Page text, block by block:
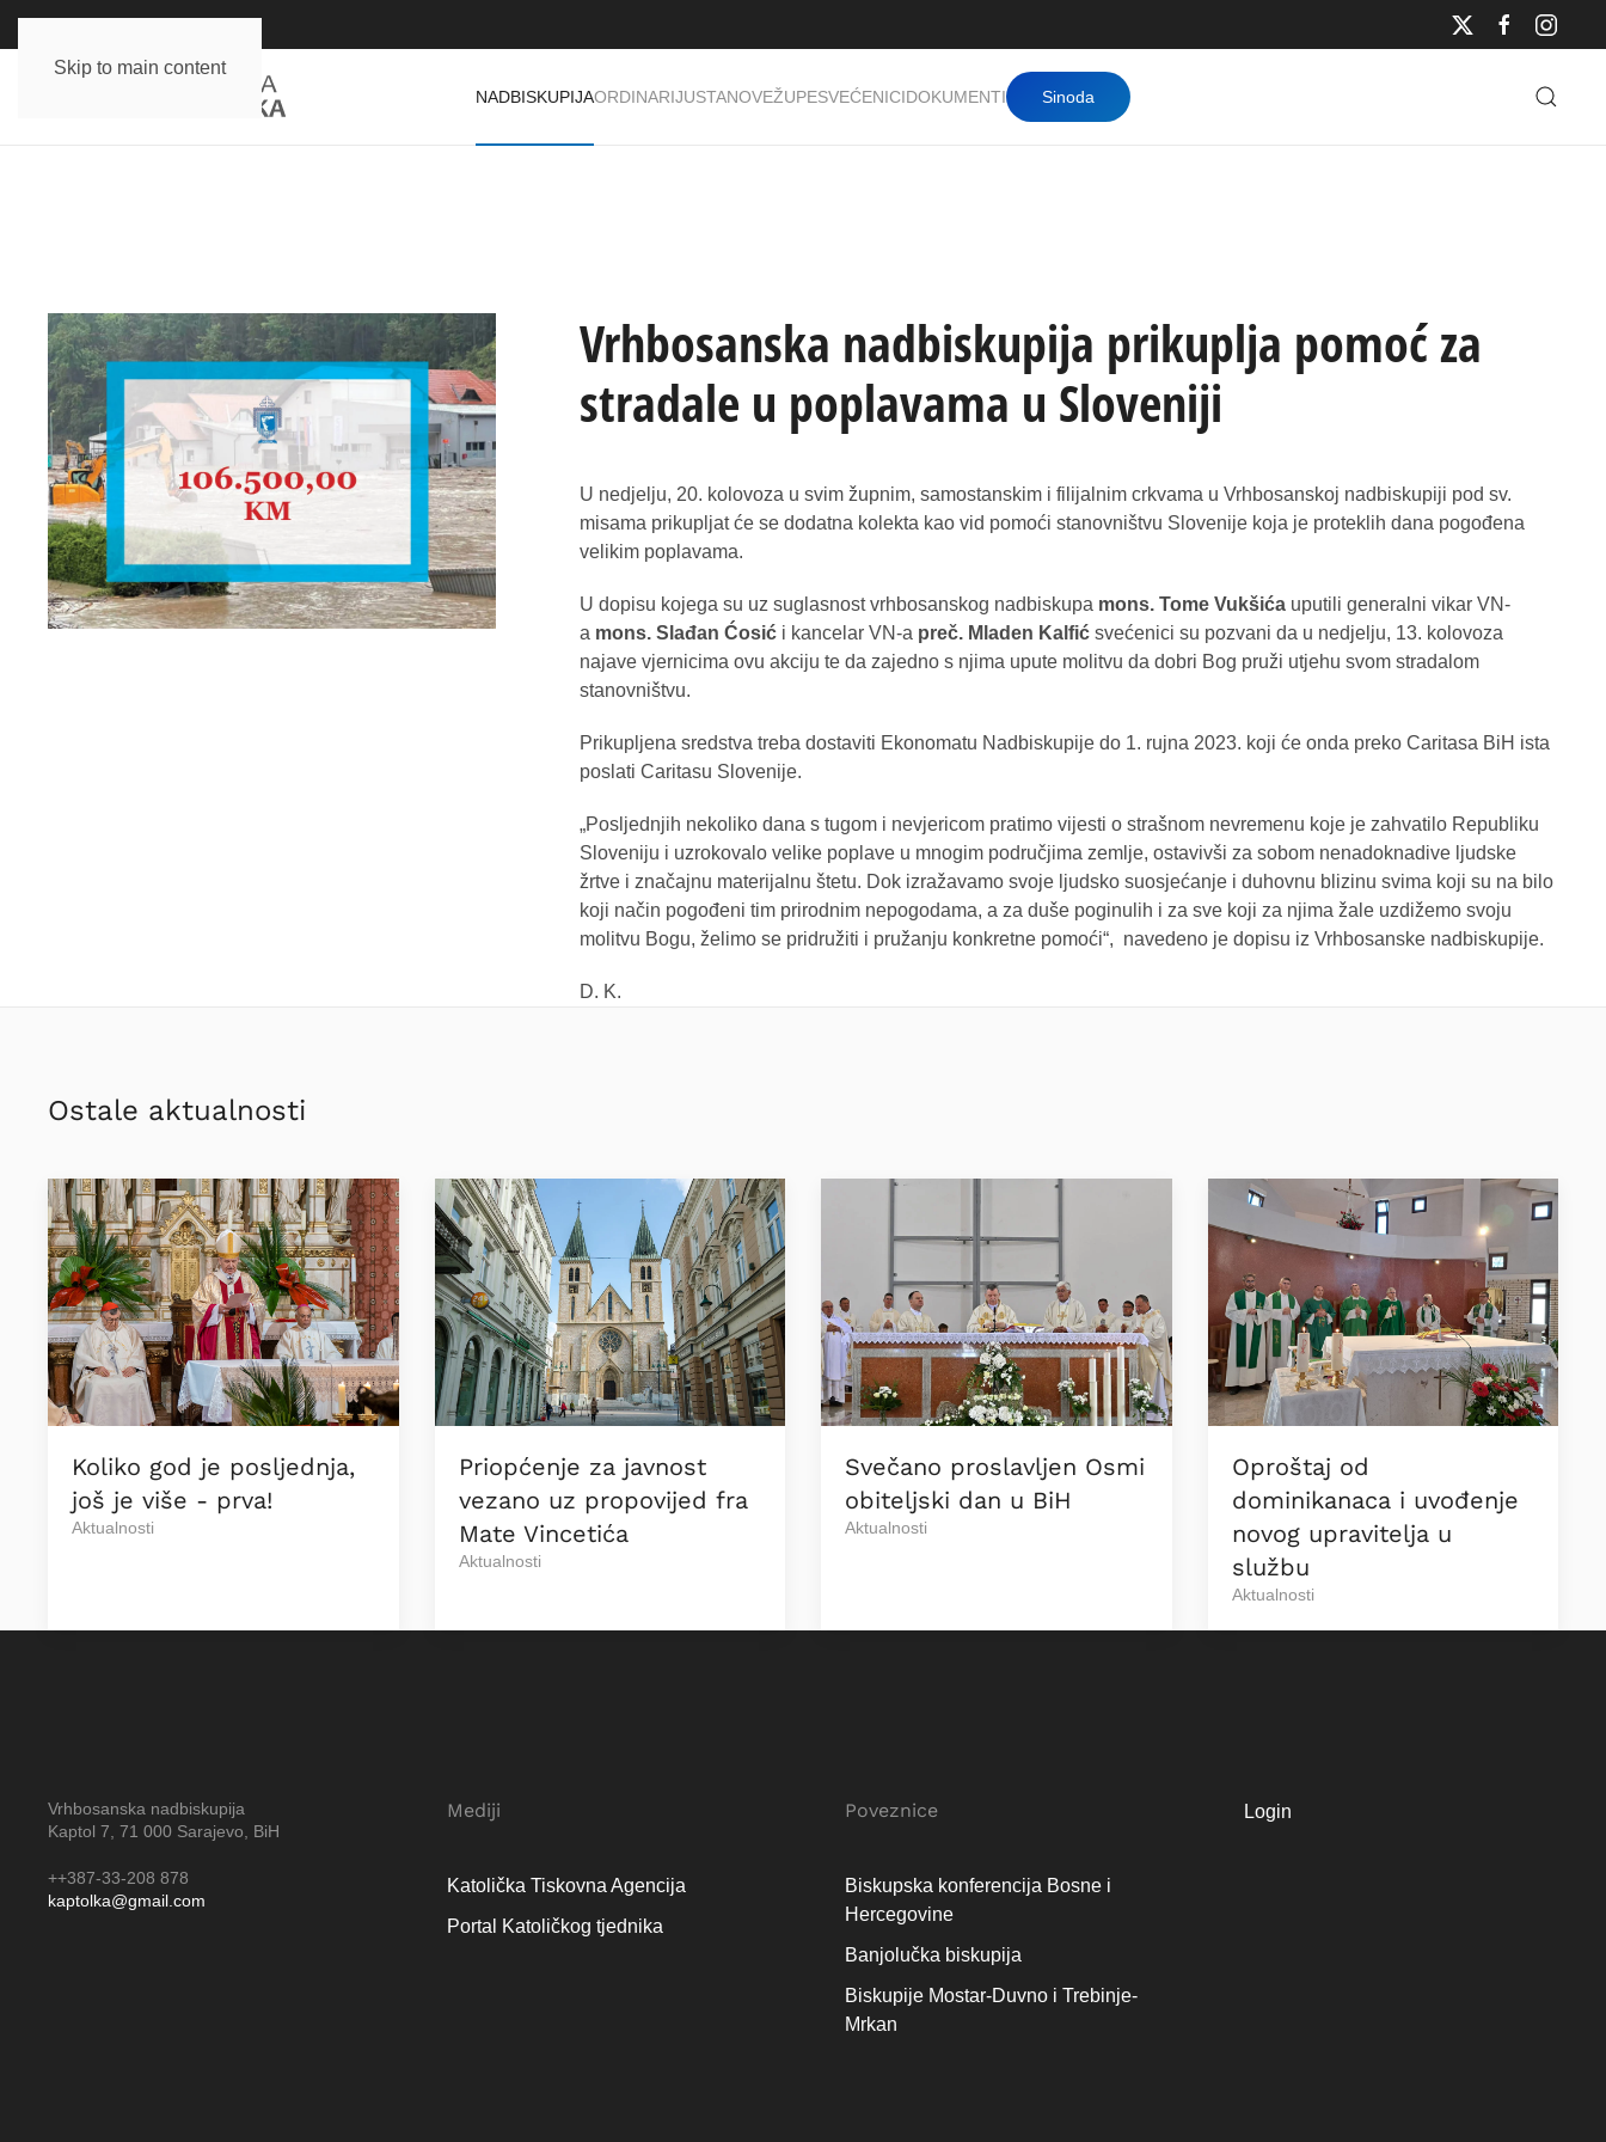
Skip to main content
NADBISKUPIJAORDINARIJUSTANOVEŽUPESVEĆENICIDOKUMENTI Sinoda
Vrhbosanska nadbiskupija prikuplja pomoć za
stradale u poplavama u Sloveniji
U nedjelju, 20. kolovoza u svim župnim, samostanskim i filijalnim crkvama u Vrhbosanskoj nadbiskupiji pod sv.
misama prikupljat će se dodatna kolekta kao vid pomoći stanovništvu Slovenije koja je proteklih dana pogođena
velikim poplavama.
U dopisu kojega su uz suglasnost vrhbosanskog nadbiskupa mons. Tome Vukšićauputili generalni vikar VN-
a mons. Slađan Ćosići kancelar VN-a preč. Mladen Kalfićsvećenici su pozvani da u nedjelju, 13. kolovoza
najave vjernicima ovu akciju te da zajedno s njima upute molitvu da dobri Bog pruži utjehu svom stradalom
stanovništvu.
Prikupljena sredstva treba dostaviti Ekonomatu Nadbiskupije do 1. rujna 2023. koji će onda preko Caritasa BiH ista
poslati Caritasu Slovenije.
„Posljednjih nekoliko dana s tugom i nevjericom pratimo vijesti o strašnom nevremenu koje je zahvatilo Republiku
Sloveniju i uzrokovalo velike poplave u mnogim područjima zemlje, ostavivši za sobom nenadoknadive ljudske
žrtve i značajnu materijalnu štetu. Dok izražavamo svoje ljudsko suosjećanje i duhovnu blizinu svima koji su na bilo
koji način pogođeni tim prirodnim nepogodama, a za duše poginulih i za sve koji za njima žale uzdižemo svoju
molitvu Bogu, želimo se pridružiti i pružanju konkretne pomoći“, navedeno je dopisu iz Vrhbosanske nadbiskupije.
D. K.
Ostale aktualnosti
Koliko god je posljednja,
još je više - prva!
Aktualnosti
Priopćenje za javnost
vezano uz propovijed fra
Mate Vincetića
Aktualnosti
Svečano proslavljen Osmi
obiteljski dan u BiH
Aktualnosti
Oproštaj od
dominikanaca i uvođenje
novog upravitelja u
službu
Aktualnosti
Vrhbosanska nadbiskupija
Kaptol 7, 71 000 Sarajevo, BiH
++387-33-208 878
kaptolka@gmail.com
Mediji
Katolička Tiskovna Agencija
Portal Katoličkog tjednika
Poveznice
Biskupska konferencija Bosne i
Hercegovine
Banjolučka biskupija
Biskupije Mostar-Duvno i Trebinje-
Mrkan
Login